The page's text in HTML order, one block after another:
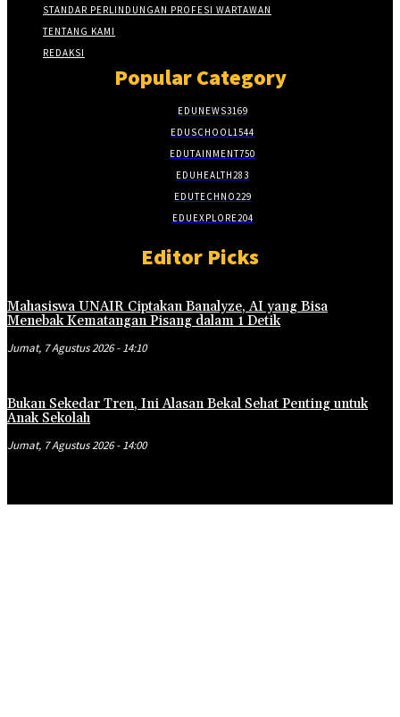
STANDAR PERLINDUNGAN PROFESI WARTAWAN
TENTANG KAMI
REDAKSI
Popular Category
EDUNEWS3169
EDUSCHOOL1544
EDUTAINMENT750
EDUHEALTH283
EDUTECHNO229
EDUEXPLORE204
Editor Picks
Mahasiswa UNAIR Ciptakan Banalyze, AI yang Bisa
Menebak Kematangan Pisang dalam 1 Detik
Jumat, 7 Agustus 2026 - 14:10
Bukan Sekedar Tren, Ini Alasan Bekal Sehat Penting untuk
Anak Sekolah
Jumat, 7 Agustus 2026 - 14:00